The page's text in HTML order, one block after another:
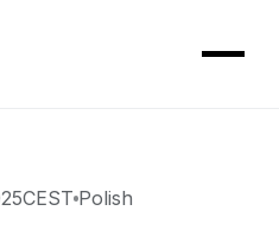
CEST Polish